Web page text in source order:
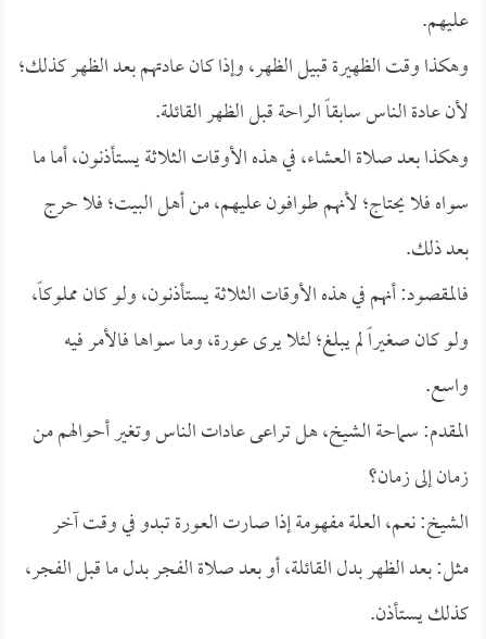
عليهم.
وهكذا وقت الظهيرة قبيل الظهر، وإذا كان عادتهم بعد الظهر كذلك؛
لأن عادة الناس سابقاً الراحة قبل الظهر القائلة.
وهكذا بعد صلاة العشاء، في هذه الأوقات الثلاثة يستأذنون، أما ما
سواه فلا يحتاج؛ لأنهم طوافون عليهم، من أهل البيت؛ فلا حرج
بعد ذلك.
فالمقصود: أنهم في هذه الأوقات الثلاثة يستأذنون، ولو كان مملوكاً،
ولو كان صغيراً لم يبلغ؛ لئلا يرى عورة، وما سواها فالأمر فيه
واسع.
المقدم: سماحة الشيخ، هل تراعى عادات الناس وتغير أحوالهم من
زمان إلى زمان؟
الشيخ: نعم، العلة مفهومة إذا صارت العورة تبدو في وقت آخر
مثل: بعد الظهر بدل القائلة، أو بعد صلاة الفجر بدل ما قبل الفجر،
كذلك يستأذن.